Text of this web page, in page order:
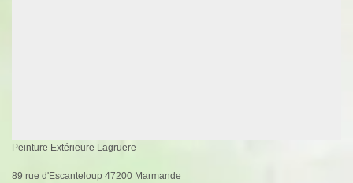
Peinture Extérieure Lagruere
89 rue d'Escanteloup 47200 Marmande